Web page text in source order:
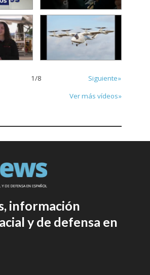
1/8
Siguiente»
Ver más vídeos»
información
y de defensa en